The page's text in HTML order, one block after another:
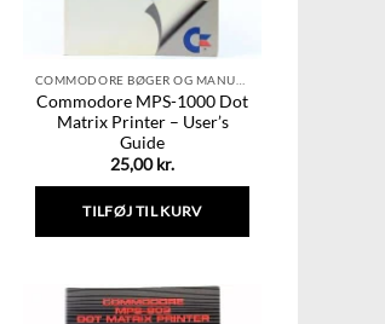
Commodore MPS-1000 Dot
Matrix Printer – User’s
Guide
25,00kr.
TILFØJ TIL KURV